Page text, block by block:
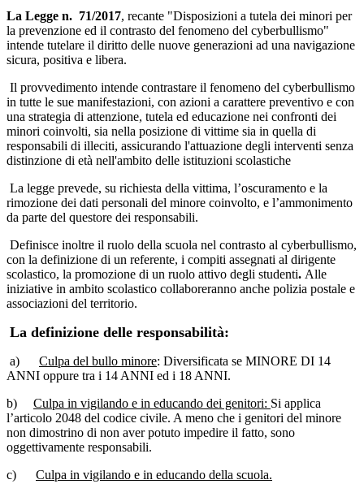
La Legge n. 71/2017, recante "Disposizioni a tutela dei minori per
la prevenzione ed il contrasto del fenomeno del cyberbullismo"
intende tutelare il diritto delle nuove generazioni ad una navigazione
sicura, positiva e libera.
Il provvedimento intende contrastare il fenomeno del cyberbullismo
in tutte le sue manifestazioni, con azioni a carattere preventivo e con
una strategia di attenzione, tutela ed educazione nei confronti dei
minori coinvolti, sia nella posizione di vittime sia in quella di
responsabili di illeciti, assicurando l'attuazione degli interventi senza
distinzione di età nell'ambito delle istituzioni scolastiche
La legge prevede, su richiesta della vittima, l’oscuramento e la
rimozione dei dati personali del minore coinvolto, e l’ammonimento
da parte del questore dei responsabili.
Definisce inoltre il ruolo della scuola nel contrasto al cyberbullismo,
con la definizione di un referente, i compiti assegnati al dirigente
scolastico, la promozione di un ruolo attivo degli studenti. Alle
iniziative in ambito scolastico collaboreranno anche polizia postale e
associazioni del territorio.
La definizione delle responsabilità:
a) Culpa del bullo minore: Diversificata se MINORE DI 14
ANNI oppure tra i 14 ANNI ed i 18 ANNI.
b)
Culpa in vigilando e in educando dei genitori: Si applica
l’articolo 2048 del codice civile. A meno che i genitori del minore
non dimostrino di non aver potuto impedire il fatto, sono
oggettivamente responsabili.
c)
Culpa in vigilando e in educando della scuola.